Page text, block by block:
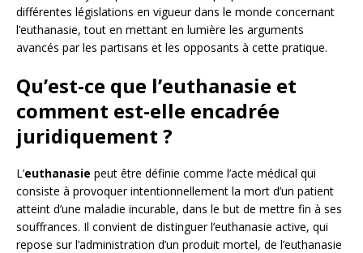
différentes législations en vigueur dans le monde concernant
l’euthanasie, tout en mettant en lumière les arguments
avancés par les partisans et les opposants à cette pratique.
Qu’est-ce que l’euthanasie et
comment est-elle encadrée
juridiquement ?
L’euthanasie peut être définie comme l’acte médical qui
consiste à provoquer intentionnellement la mort d’un patient
atteint d’une maladie incurable, dans le but de mettre fin à ses
souffrances. Il convient de distinguer l’euthanasie active, qui
repose sur l’administration d’un produit mortel, de l’euthanasie